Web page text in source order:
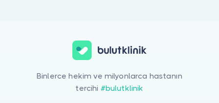
Binlerce hekim ve milyonlarca hastanın
tercihi #bulutklinik